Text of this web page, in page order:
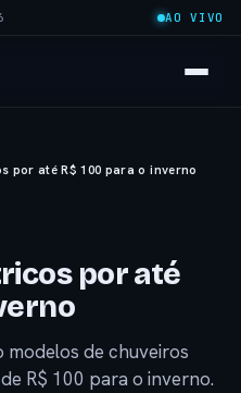
AO VIVO
por até R$ 100 para o inverno
por até
modelos de chuveiros
R$ 100 para o inverno.